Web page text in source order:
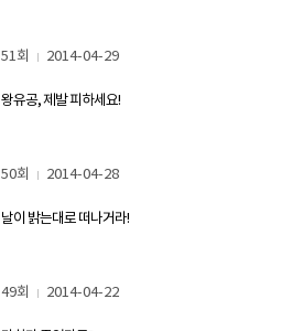
51회 2014-04-29
왕유공, 제발 피하세요!
50회 2014-04-28
날이 밝는대로 떠나거라!
49회 2014-04-22